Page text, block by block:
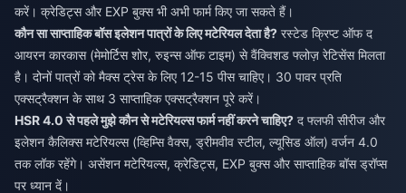
करें। क्रेडिट्स और EXP बुक्स भी अभी फार्म किए जा सकते हैं।
कौन सा साप्ताहिक बॉस इलेशन पात्रों के लिए मटेरियल देता है? रस्टेड क्रिप्ट ऑफ द
आयरन कारकास (मेमोर्टिस शोर, रुइन्स ऑफ टाइम) से वैंक्विशड फ्लोज़ रेटिसेंस मिलता
है। दोनों पात्रों को मैक्स ट्रेस के लिए 12-15 पीस चाहिए। 30 पावर प्रति
एक्सट्रैक्शन के साथ 3 साप्ताहिक एक्सट्रैक्शन पूरे करें।
HSR 4.0 से पहले मुझे कौन से मटेरियल्स फार्म नहीं करने चाहिए? द फ्लफी सीरीज और
इलेशन कैलिक्स मटेरियल्स (व्हिम्सि वैक्स, ड्रीमवीव स्टील, ल्यूसिड ऑल) वर्जन 4.0
तक लॉक रहेंगे। असेंशन मटेरियल्स, क्रेडिट्स, EXP बुक्स और साप्ताहिक बॉस ड्रॉप्स
पर ध्यान दें।